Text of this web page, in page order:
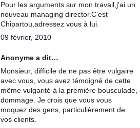
Pour les arguments sur mon travail,j'ai un
nouveau managing director.C'est
Chipartou,adressez vous à lui.
09 février, 2010
Anonyme a dit…
Monsieur, difficile de ne pas être vulgaire
avec vous, vous avez témoigné de cette
même vulgarité à la première bousculade,
dommage. Je crois que vous vous
moquez des gens, particulièrement de
vos clients.